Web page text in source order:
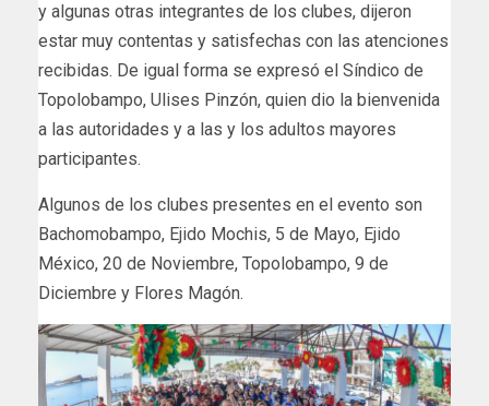
y algunas otras integrantes de los clubes, dijeron
estar muy contentas y satisfechas con las atenciones
recibidas. De igual forma se expresó el Síndico de
Topolobampo, Ulises Pinzón, quien dio la bienvenida
a las autoridades y a las y los adultos mayores
participantes.
Algunos de los clubes presentes en el evento son
Bachomobampo, Ejido Mochis, 5 de Mayo, Ejido
México, 20 de Noviembre, Topolobampo, 9 de
Diciembre y Flores Magón.